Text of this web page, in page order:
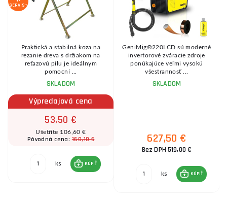
SERVIS+
Praktická a stabilná koza na
rezanie dreva s držiakom na
reťazovú pílu je ideálnym
pomocní ...
SKLADOM
Výpredajová cena
53,50 €
Ušetříte 106,60 €
Pôvodná cena:160,10 €
ks KÚPIŤ
GeniMig®220LCD sú moderné
invertorové zváracie zdroje
ponúkajúce veľmi vysokú
všestrannosť ...
SKLADOM
627,50 €
Bez DPH 519,00 €
ks KÚPIŤ